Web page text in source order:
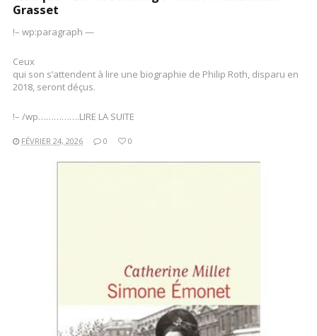
Grasset
!– wp:paragraph —
Ceux
qui son s’attendent à lire une biographie de Philip Roth, disparu en
2018, seront déçus.
!– /wp…………….LIRE LA SUITE
FÉVRIER 24, 2026 0 0
LIRE LA SUITE